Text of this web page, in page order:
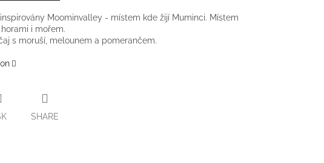
Moominvalley - místem kde žijí Muminci. Místem
i mořem.
s moruší, melounem a pomerančem.
SHARE